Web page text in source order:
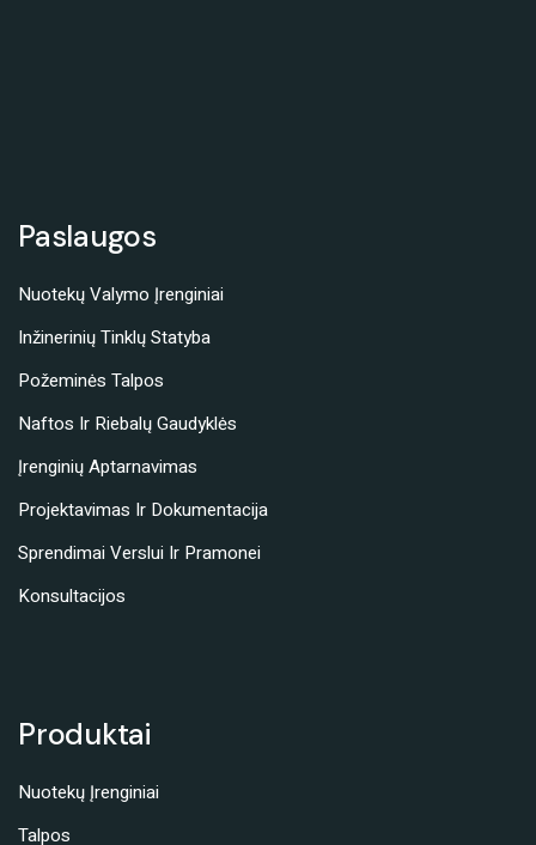
Paslaugos
Nuotekų Valymo Įrenginiai
Inžinerinių Tinklų Statyba
Požeminės Talpos
Naftos Ir Riebalų Gaudyklės
Įrenginių Aptarnavimas
Projektavimas Ir Dokumentacija
Sprendimai Verslui Ir Pramonei
Konsultacijos
Produktai
Nuotekų Įrenginiai
Talpos